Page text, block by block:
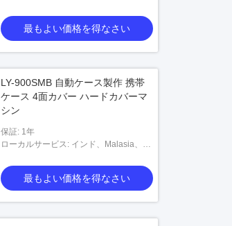
最もよい価格を得なさい
LY-900SMB 自動ケース製作 携帯
ケース 4面カバー ハードカバーマ
シン
保証: 1年
ローカルサービス: インド、Malasia、韓
最もよい価格を得なさい